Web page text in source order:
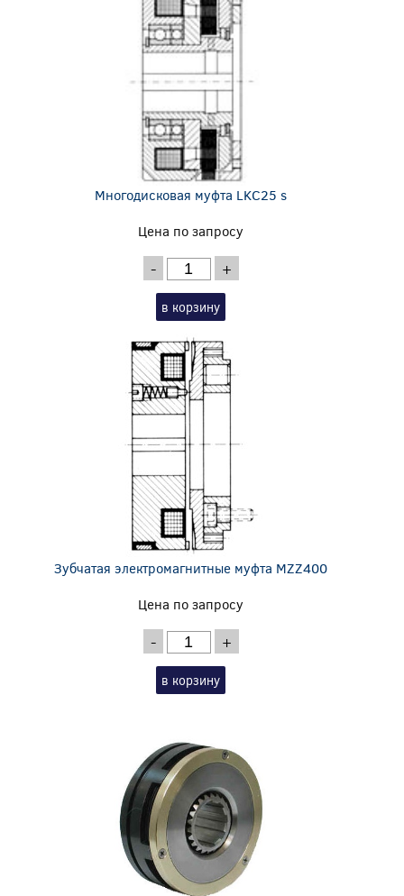
Многодисковая муфта LKC25 s
Цена по запросу
- +
в корзину
Зубчатая электромагнитные муфта MZZ400
Цена по запросу
- +
в корзину